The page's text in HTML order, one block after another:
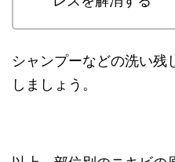
シャンプーなどの洗い残
しましょう。